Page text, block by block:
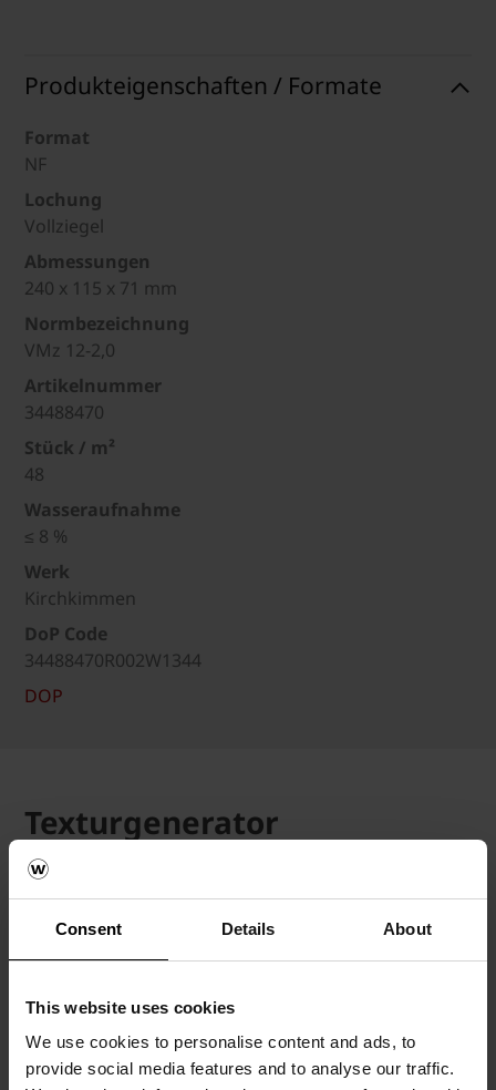
Consent Details About
This website uses cookies
We use cookies to personalise content and ads, to
provide social media features and to analyse our traffic.
Produkteigenschaften / Formate
Format
NF
Lochung
Vollziegel
Abmessungen
240 x 115 x 71 mm
Normbezeichnung
VMz 12-2,0
Artikelnummer
34488470
Stück / m²
48
Wasseraufnahme
≤ 8 %
Werk
Kirchkimmen
DoP Code
34488470R002W1344
DOP
Texturgenerator
Die Textur für den gewünschten
Vormauerziegel ist derzeit noch nicht
verfügbar.
Referenzen